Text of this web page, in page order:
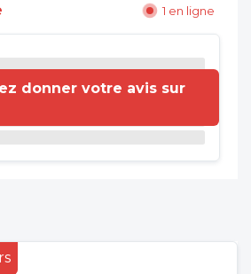
1 en ligne
donner votre avis sur